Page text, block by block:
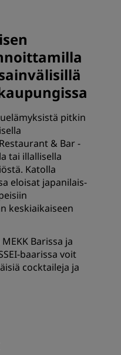
pitkin
& Bar -
tai illallisella
Katolla
eloisat japanilais-
keskiaikaiseen
Barissa ja
baarissa voit
cocktaileja ja